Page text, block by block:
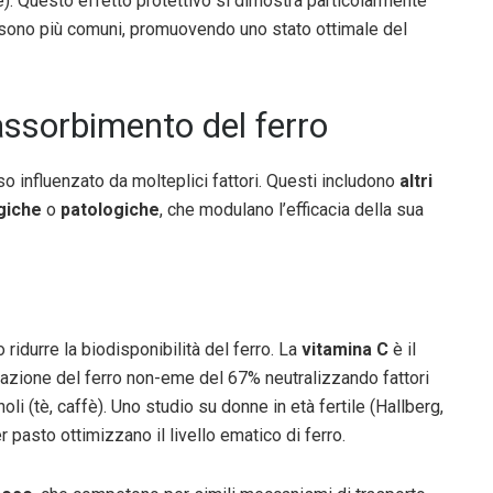
più comuni, promuovendo uno stato ottimale del
del ferro
influenzato da molteplici fattori. Questi includono altri
o patologiche, che modulano l’efficacia della sua
ridurre la biodisponibilità del ferro. La vitamina C è il
del ferro non-eme del 67% neutralizzando fattori
(tè, caffè). Uno studio su donne in età fertile (Hallberg,
pasto ottimizzano il livello ematico di ferro.